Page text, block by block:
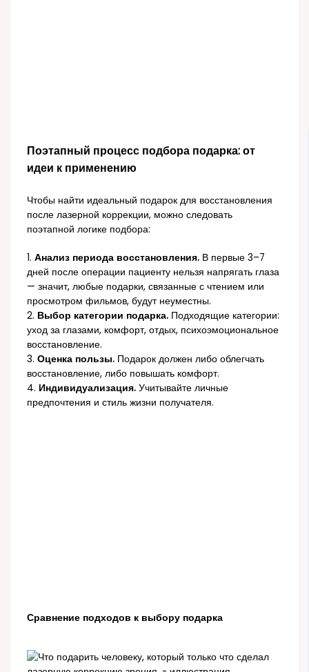
Поэтапный процесс подбора подарка: от
идеи к применению
Чтобы найти идеальный подарок для восстановления
после лазерной коррекции, можно следовать
поэтапной логике подбора:
1.Анализ периода восстановления. В первые 3–7
дней после операции пациенту нельзя напрягать глаза
— значит, любые подарки, связанные с чтением или
просмотром фильмов, будут неуместны.
2. Выбор категории подарка. Подходящие категории:
уход за глазами, комфорт, отдых, психоэмоциональное
восстановление.
3.Оценка пользы. Подарок должен либо облегчать
восстановление, либо повышать комфорт.
4. Индивидуализация. Учитывайте личные
предпочтения и стиль жизни получателя.
Сравнение подходов к выбору подарка